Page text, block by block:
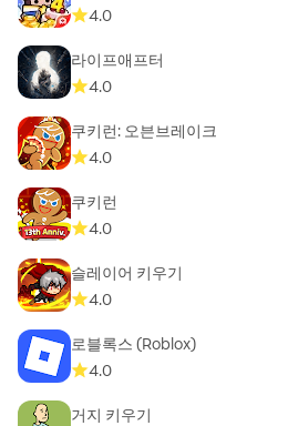
이 게임들은 Unsolved에서 즐길
드벤처 미스터리 게임의 일부 예시
4.0
라이프애프터
4.0
쿠키런: 오븐브레이크
4.0
쿠키런
4.0
슬레이어 키우기
4.0
로블록스 (Roblox)
4.0
거지 키우기